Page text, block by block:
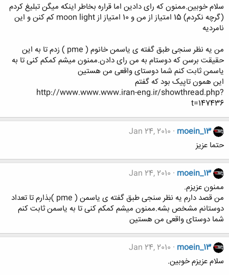
سلام خوبین.ممنون که رای دادین اما قراره بخاطر اینکه میگن تبلیغ کردم
(گرچه نکردم) 15 امتیاز از من و 10 امتیاز از moon light کم کنن و این
نامردیه
من یه نظر سنجی طبق گفته ی یاسمن خانوم ( pme ) زدم تا به این
حقیقت برسن که دوستام به من رای دادن.ممنون میشم کمکم کنی تا به
یاسمن ثابت کنم شما دوستای واقعی من هستین
این همون تاپیک بود که گفتم
http://www.www.www.iran-eng.ir/showthread.php?
t=147436
moein_13
Jan 24, 2010
حتما عزیز
moein_13
Jan 24, 2010
ممنون عزیزم.
من قصد دارم یه نظر سنجی طبق گفته ی یاسمن ( pme )بذارم تا تعداد
دوستانم مشخص بشه.ممنون میشم کمکم کنی تا به یاسمن ثابت کنم
شما دوستای واقعی من هستین
moein_13
Jan 24, 2010
سلام عزیزم خوبین.